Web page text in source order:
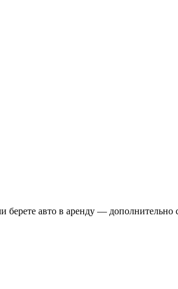
авто в аренду —